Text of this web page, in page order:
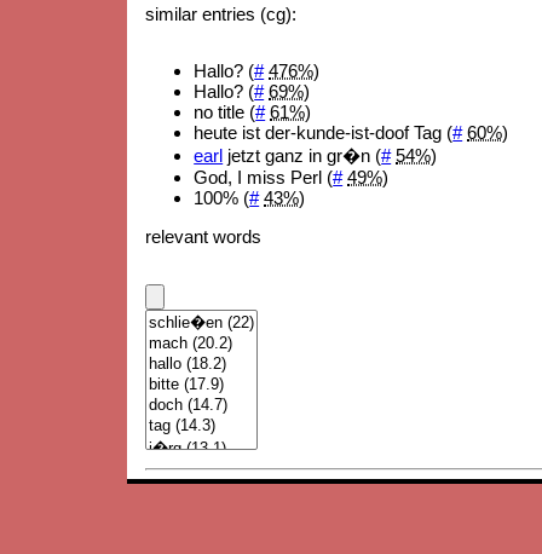
similar entries (cg):
Hallo? (# 476%)
Hallo? (# 69%)
no title (# 61%)
heute ist der-kunde-ist-doof Tag (# 60%)
earl jetzt ganz in gr�n (# 54%)
God, I miss Perl (# 49%)
100% (# 43%)
relevant words